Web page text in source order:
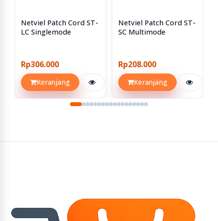
Netviel Patch Cord ST-
LC Singlemode
Rp306.000
Keranjang
Netviel Patch Cord ST-
SC Multimode
Rp208.000
Keranjang